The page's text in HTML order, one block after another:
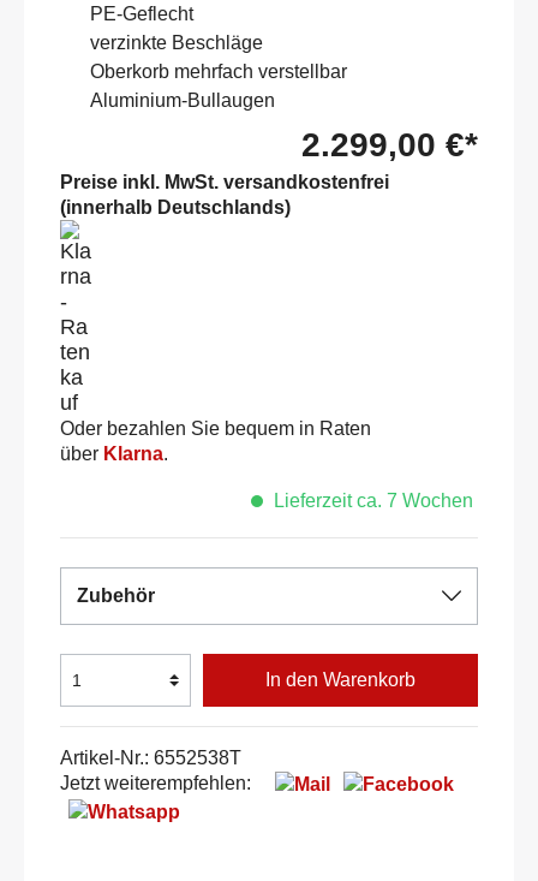
PE-Geflecht
verzinkte Beschläge
Oberkorb mehrfach verstellbar
Aluminium-Bullaugen
2.299,00 €*
Preise inkl. MwSt. versandkostenfrei
(innerhalb Deutschlands)
Oder bezahlen Sie bequem in Raten
über Klarna.
Lieferzeit ca. 7 Wochen
Zubehör
In den Warenkorb
Artikel-Nr.: 6552538T
Jetzt weiterempfehlen: